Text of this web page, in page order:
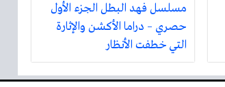
مسلسل فهد البطل الجزء الأول
حصري – دراما الأكشن والإثارة
التي خطفت الأنظار